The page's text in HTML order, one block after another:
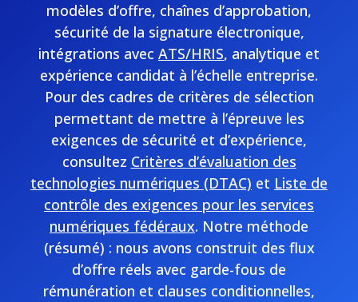
modèles d’offre, chaînes d’approbation,
sécurité de la signature électronique,
intégrations avec ATS/HRIS, analytique et
expérience candidat à l’échelle entreprise.
Pour des cadres de critères de sélection
permettant de mettre à l’épreuve les
exigences de sécurité et d’expérience,
consultez Critères d’évaluation des
technologies numériques (DTAC) et Liste de
contrôle des exigences pour les services
numériques fédéraux. Notre méthode
(résumé) : nous avons construit des flux
d’offre réels avec garde-fous de
rémunération et clauses conditionnelles,